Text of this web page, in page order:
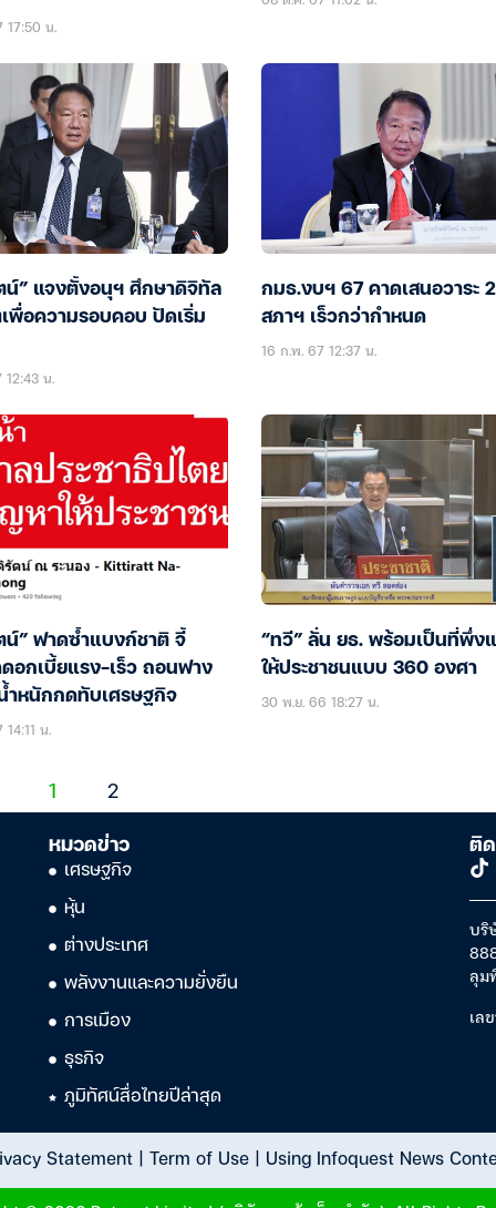
17:50 น.
น์” แจงตั้งอนุฯ ศึกษาดิจิทัล
เพื่อความรอบคอบ ปัดเริ่ม
น.
กมธ.งบฯ 67 คาดเสนอวาระ
สภาฯ เร็วกว่ากำหนด
16 ก.พ. 67 12:37 น.
น์” ฟาดซ้ำแบงก์ชาติ จี้
อกเบี้ยแรง-เร็ว ถอนฟาง
ำหนักกดทับเศรษฐกิจ
น.
“ทวี” ลั่น ยธ. พร้อมเป็นที่พึ่ง
ให้ประชาชนแบบ 360 องศา
30 พ.ย. 66 18:27 น.
1 2
หมวดข่าว
เศรษฐกิจ
หุ้น
ต่างประเทศ
พลังงานและความยั่งยืน
การเมือง
ธุรกิจ
ภูมิทัศน์สื่อไทยปีล่าสุด
ติด
บริ
ลุม
เล
Statement| Term of Use| Using Infoquest News